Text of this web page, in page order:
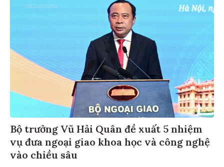
Bộ trưởng Vũ Hải Quân đề xuất 5 nhiệm
vụ đưa ngoại giao khoa học và công nghệ
vào chiều sâu